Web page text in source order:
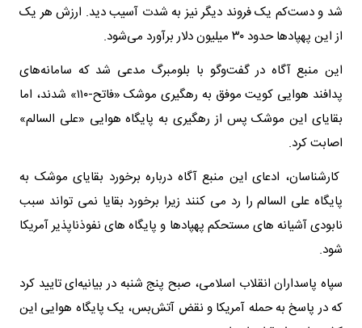
شد و دست‌کم یک فروند دیگر نیز به شدت آسیب دید. ارزش هر یک
از این پهپادها حدود ۳۰ میلیون دلار برآورد می‌شود.
این منبع آگاه در گفت‌وگو با بلومبرگ مدعی شد که سامانه‌های
پدافند هوایی کویت موفق به رهگیری موشک «فاتح-۱۱۰» شدند، اما
بقایای این موشک پس از رهگیری به پایگاه هوایی «علی السالم»
اصابت کرد.
کارشناسان، ادعای این منبع آگاه درباره برخورد بقایای موشک به
پایگاه علی السالم را رد می کنند زیرا برخورد بقایا نمی تواند سبب
نابودی آشیانه های مستحکم پهپادها و پایگاه های نفوذناپذیر آمریکا
شود.
سپاه پاسداران انقلاب اسلامی، صبح پنج شنبه در بیانیه‌ای تایید کرد
که در پاسخ به حمله آمریکا و نقض آتش‌بس، یک پایگاه هوایی این